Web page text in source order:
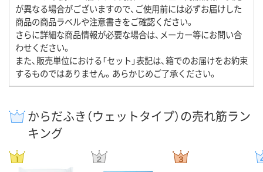
が異なる場合がございますので、ご使用前には必ずお届けした
商品の商品ラベルや注意書きをご確認ください。
さらに詳細な商品情報が必要な場合は、メーカー等にお問い合
わせください。
また、販売単位における「セット」表記は、箱でのお届けをお約束
するものではありません。あらかじめご了承ください。
からだふき（ウェットタイプ）の売れ筋ラン
キング